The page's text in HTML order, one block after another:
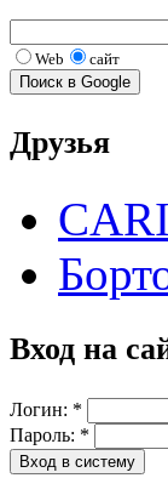
Web сайт
Друзья
Вход на
Логин: *
Пароль: *